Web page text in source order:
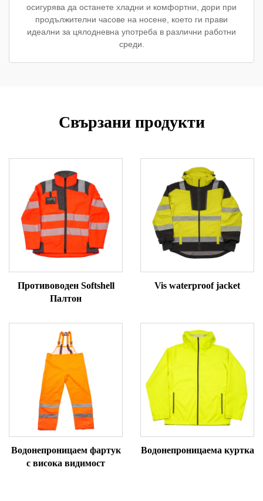
осигурява да останете хладни и комфортни, дори при
продължителни часове на носене, което ги прави
идеални за цялодневна употреба в различни работни
среди.
Свързани продукти
Противоводен Softshell
Палтон
Vis waterproof jacket
Водонепроницаем фартук
с висока видимост
Водонепроницаема куртка